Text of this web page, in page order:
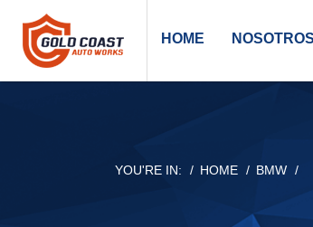
HOME NOSOTROS
YOU'RE IN: HOME BMW